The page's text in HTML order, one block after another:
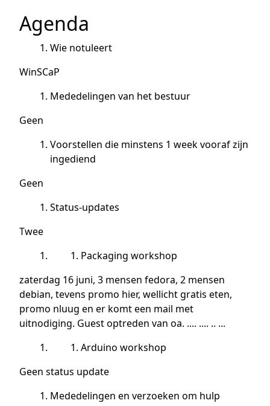
Agenda
Wie notuleert
WinSCaP
Mededelingen van het bestuur
Geen
Voorstellen die minstens 1 week vooraf zijn
ingediend
Geen
Status-updates
Twee
Packaging workshop
zaterdag 16 juni, 3 mensen fedora, 2 mensen
debian, tevens promo hier, wellicht gratis eten,
promo nluug en er komt een mail met
uitnodiging. Guest optreden van oa. .... .... .. ...
Arduino workshop
Geen status update
Mededelingen en verzoeken om hulp